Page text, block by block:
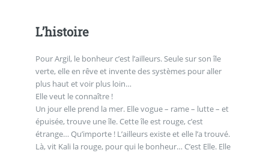
L’histoire
Pour Argil, le bonheur c’est l’ailleurs. Seule sur son île
verte, elle en rêve et invente des systèmes pour aller
plus haut et voir plus loin…
Elle veut le connaître !
Un jour elle prend la mer. Elle vogue – rame – lutte – et
épuisée, trouve une île. Cette île est rouge, c’est
étrange… Qu’importe ! L’ailleurs existe et elle l’a trouvé.
Là, vit Kali la rouge, pour qui le bonheur… C’est Elle. Elle